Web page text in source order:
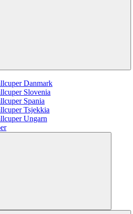
Danmark
Slovenia
Spania
Tsjekkia
Ungarn